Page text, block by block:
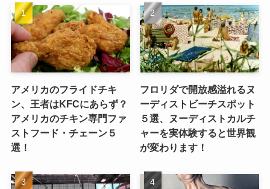
アメリカのフライドチキ
ン、王者はKFCにあらず？
アメリカのチキン専門ファ
ストフード・チェーン５
選！
フロリダで開放感溢れるヌ
ーディストビーチスポット
５選、ヌーディストカルチ
ャーを実体験すると世界観
が変わります！